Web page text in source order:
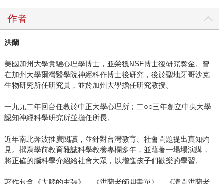
作者
洪蘭
美國加州大學實驗心理學博士，並榮獲NSF博士後研究獎金。曾
在加州大學爾灣醫學院神經科作博士後研究，後於聖地牙哥沙克
生物研究所任研究員，並於加州大學擔任研究教授。
一九九二年回台任教於中正大學心理所；二○○三年創立中央大學
認知神經科學研究所並擔任所長。
近年南北奔波推廣閱讀，並針對台灣教育、社會問題提出真知灼
見。撰寫學前教育雜誌科學教養專欄多年，並藉著一場場演講，
將正確的腦科學介紹給社會大眾，以增進孩子們歡樂的學習。
著作包含《大腦的主張》、《洪蘭老師開書單》、《請問洪蘭老